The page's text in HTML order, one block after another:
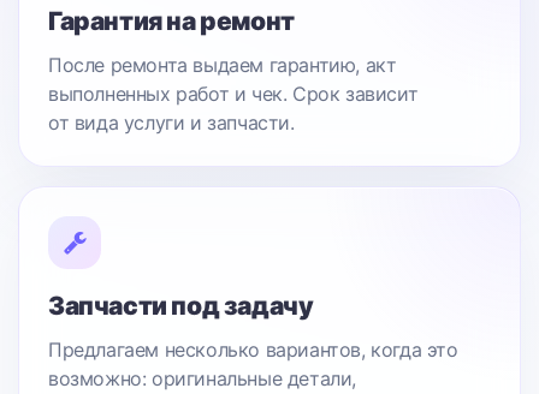
Гарантия на ремонт
После ремонта выдаем гарантию, акт
выполненных работ и чек. Срок зависит
от вида услуги и запчасти.
Запчасти под задачу
Предлагаем несколько вариантов, когда это
возможно: оригинальные детали,